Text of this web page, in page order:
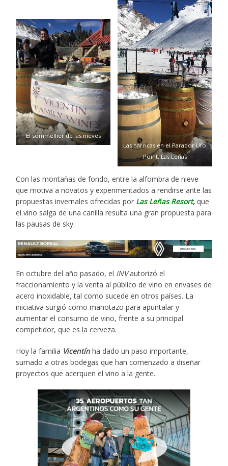
El sommellier de las nieves
Las barricas en el Parador Ufo
Point, Las Leñas
Con las montañas de fondo, entre la alfombra de nieve
que motiva a novatos y experimentados a rendirse ante las
propuestas invernales ofrecidas por Las Leñas Resort, que
el vino salga de una canilla resulta una gran propuesta para
las pausas de sky.
En octubre del año pasado, el INVautorizó el
fraccionamiento y la venta al público de vino en envases de
acero inoxidable, tal como sucede en otros países. La
iniciativa surgió como manotazo para apuntalar y
aumentar el consumo de vino, frente a su principal
competidor, que es la cerveza.
Hoy la familia Vicentínha dado un paso importante,
sumado a otras bodegas que han comenzado a diseñar
proyectos que acerquen el vino a la gente.